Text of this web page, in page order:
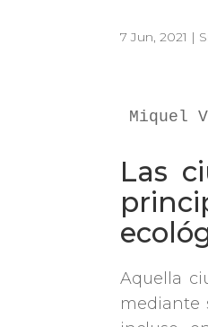
7 Jun, 2021 |
Miquel
Las
Aquella
mediante